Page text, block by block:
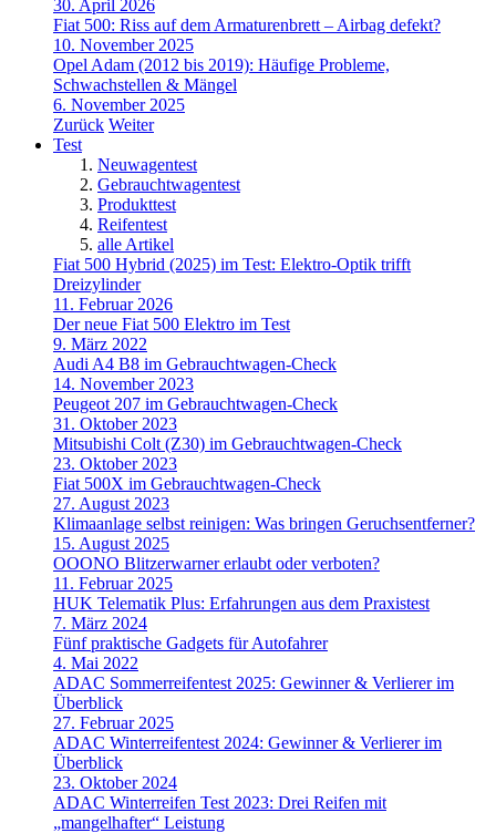
30. April 2026
Fiat 500: Riss auf dem Armaturenbrett – Airbag defekt?
10. November 2025
Opel Adam (2012 bis 2019): Häufige Probleme,
Schwachstellen & Mängel
6. November 2025
Zurück Weiter
Test
Neuwagentest
Gebrauchtwagentest
Produkttest
Reifentest
alle Artikel
Fiat 500 Hybrid (2025) im Test: Elektro-Optik trifft
Dreizylinder
11. Februar 2026
Der neue Fiat 500 Elektro im Test
9. März 2022
Audi A4 B8 im Gebrauchtwagen-Check
14. November 2023
Peugeot 207 im Gebrauchtwagen-Check
31. Oktober 2023
Mitsubishi Colt (Z30) im Gebrauchtwagen-Check
23. Oktober 2023
Fiat 500X im Gebrauchtwagen-Check
27. August 2023
Klimaanlage selbst reinigen: Was bringen Geruchsentferner?
15. August 2025
OOONO Blitzerwarner erlaubt oder verboten?
11. Februar 2025
HUK Telematik Plus: Erfahrungen aus dem Praxistest
7. März 2024
Fünf praktische Gadgets für Autofahrer
4. Mai 2022
ADAC Sommerreifentest 2025: Gewinner & Verlierer im
Überblick
27. Februar 2025
ADAC Winterreifentest 2024: Gewinner & Verlierer im
Überblick
23. Oktober 2024
ADAC Winterreifen Test 2023: Drei Reifen mit
„mangelhafter“ Leistung